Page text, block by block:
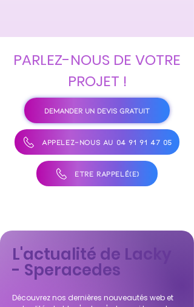
PARLEZ-NOUS DE VOTRE
PROJET !
DEMANDER UN DEVIS GRATUIT
APPELEZ-NOUS AU 04 91 91 47 05
ÊTRE RAPPELÉ(E)
L'actualité de Lacky
- Speracedes
Découvrez nos dernières nouveautés web et